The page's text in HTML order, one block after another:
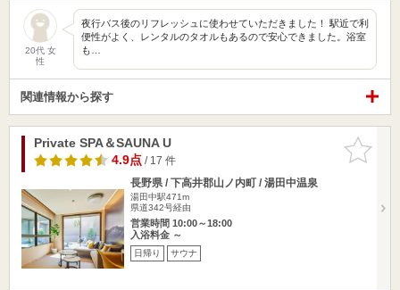
20代 女
性
夜行バス後のリフレッシュに使わせていただきました！ 駅近で利
便性がよく、レンタルのタオルもあるので安心できました。浴室
も…
関連情報から探す
お気に入
りに追加
Private SPA＆SAUNA U
4.9点/ 17 件
長野県 / 下高井郡山ノ内町 / 湯田中温泉
湯田中駅471m
県道342号経由
営業時間 10:00～18:00
入浴料金 ～
日帰り サウナ